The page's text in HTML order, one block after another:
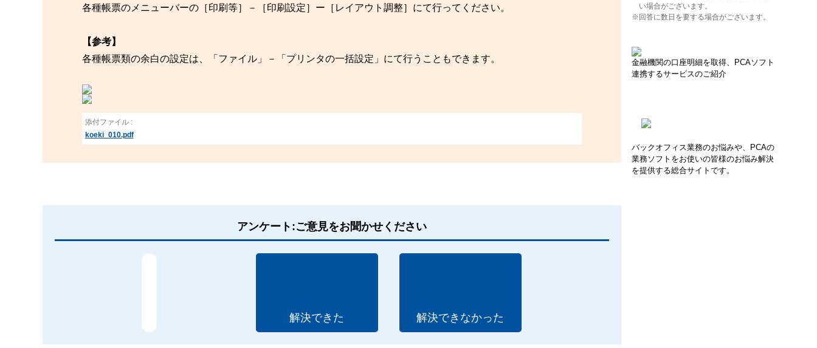
い場合がございます。
※回答に数日を要する場合がございます。
金融機関の口座明細を取得、PCAソフト
連携するサービスのご紹介
バックオフィス業務のお悩みや、PCAの
業務ソフトをお使いの皆様のお悩み解決
を提供する総合サイトです。
各種帳票のメニューバーの［印刷等］－［印刷設定］ー［レイアウト調整］にて行ってください。
【参考】
各種帳票類の余白の設定は、「ファイル」－「プリンタの一括設定」にて行うこともできます。
添付ファイル :
koeki_010.pdf
アンケート:ご意見をお聞かせください
解決できた 解決できなかった